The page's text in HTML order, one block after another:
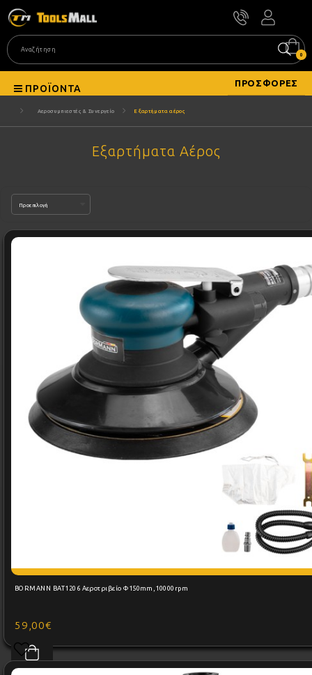
0
ΠΡΟΪΌΝΤΑ ΠΡΟΣΦΟΡΈΣ
Αεροσυμπιεστές & Συνεργείο Εξαρτήματα αέρος
Εξαρτήματα Αέρος
BORMANN BAT1206 Αεροτριβείο Φ150mm,10000rpm
59,00€